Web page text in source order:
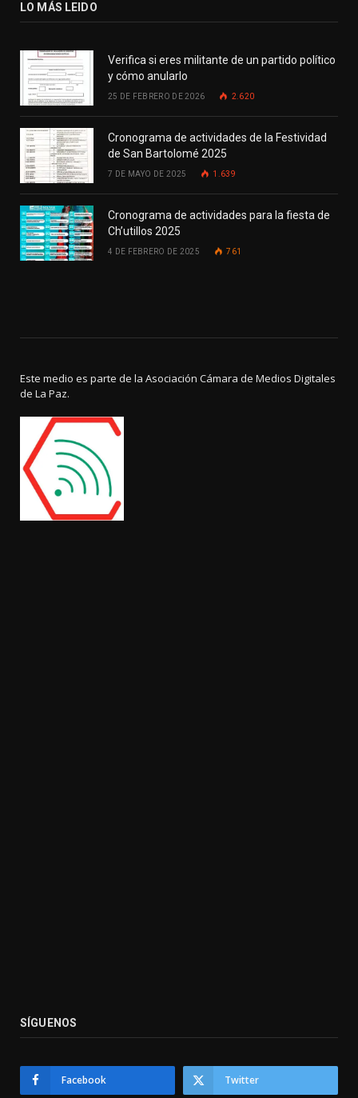
LO MÁS LEIDO
Verifica si eres militante de un partido político
y cómo anularlo
25 DE FEBRERO DE 2026 2.620
Cronograma de actividades de la Festividad
de San Bartolomé 2025
7 DE MAYO DE 2025 1.639
Cronograma de actividades para la fiesta de
Ch’utillos 2025
4 DE FEBRERO DE 2025 761
Este medio es parte de la Asociación Cámara de Medios Digitales
de La Paz.
SÍGUENOS
Facebook Twitter